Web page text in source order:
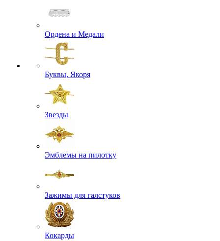
Ордена и Медали
Буквы, Якоря
Звезды
Эмблемы на пилотку
Зажимы для галстуков
Кокарды